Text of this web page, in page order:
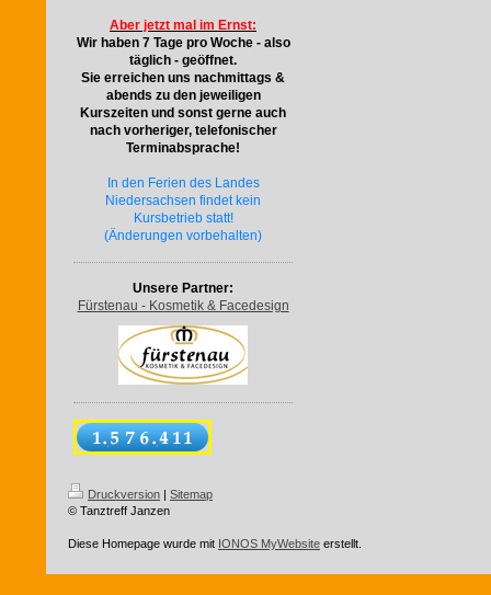
Aber jetzt mal im Ernst:
Wir haben 7 Tage pro Woche - also
täglich - geöffnet.
Sie erreichen uns nachmittags &
abends zu den jeweiligen
Kurszeiten und sonst gerne auch
nach vorheriger, telefonischer
Terminabsprache!
In den Ferien des Landes
Niedersachsen findet kein
Kursbetrieb statt!
(Änderungen vorbehalten)
Unsere Partner:
Fürstenau - Kosmetik & Facedesign
Druckversion
Sitemap
© Tanztreff Janzen
Diese Homepage wurde mit IONOS MyWebsite erstellt.